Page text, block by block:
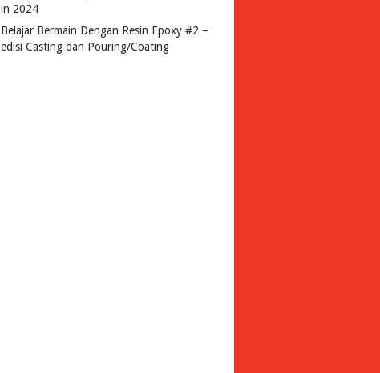
in 2024
Belajar Bermain Dengan Resin Epoxy #2 –
edisi Casting dan Pouring/Coating